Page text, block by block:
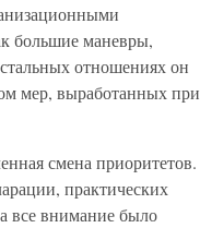
большие маневры,
отношениях он
мер, выработанных при
смена приоритетов.
практических
все внимание было